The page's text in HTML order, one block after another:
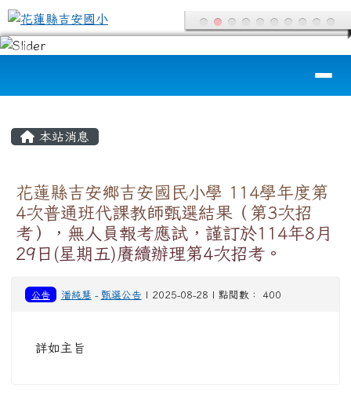
跳至主內容區
花蓮縣吉安國小
本站消息
花蓮縣吉安鄉吉安國民小學 114學年度第
4次普通班代課教師甄選結果（第3次招
考），無人員報考應試，謹訂於114年8月
29日(星期五)賡續辦理第4次招考。
公告 潘純慧 - 甄選公告 | 2025-08-28 | 點閱數： 400
詳如主旨